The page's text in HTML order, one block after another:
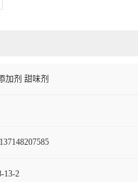
加剂 甜味剂
13-2